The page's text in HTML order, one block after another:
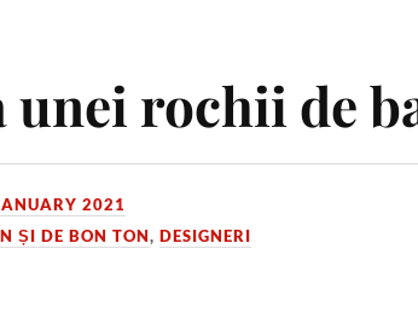
unei rochii de
2021
ȘI DE BON TON,DESIGNERI